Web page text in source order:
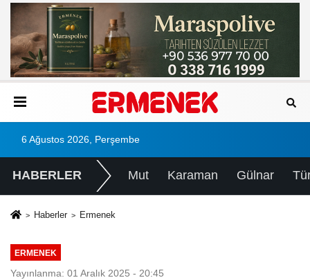
6 Ağustos 2026, Perşembe
HABERLER Mut Karaman Gülnar
Haberler Ermenek
ERMENEK
Yayınlanma: 01 Aralık 2025 - 20:45